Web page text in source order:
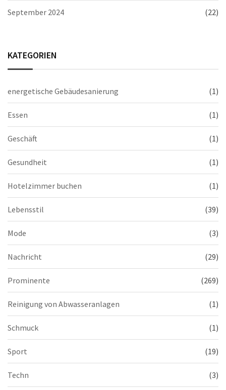
September 2024 (22)
KATEGORIEN
energetische Gebäudesanierung (1)
Essen (1)
Geschäft (1)
Gesundheit (1)
Hotelzimmer buchen (1)
Lebensstil (39)
Mode (3)
Nachricht (29)
Prominente (269)
Reinigung von Abwasseranlagen (1)
Schmuck (1)
Sport (19)
Techn (3)